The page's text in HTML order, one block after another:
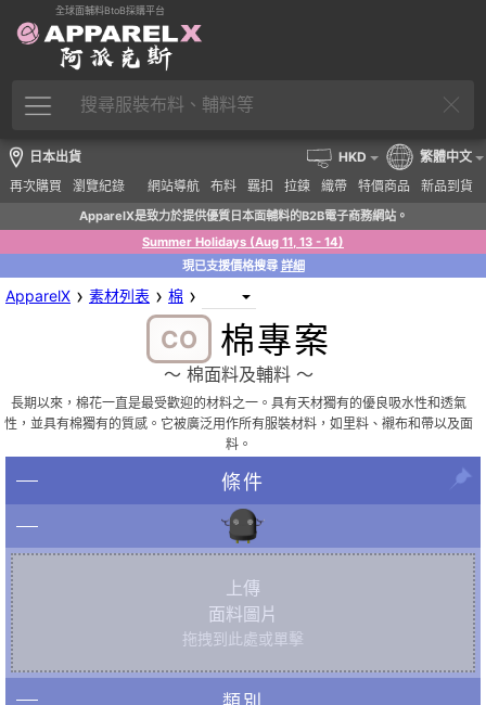
全球面輔料BtoB採購平台
日本出貨
再次購買
瀏覽紀錄 網站導航 布料 羈扣 拉鍊 織帶 特價商品 新品到貨
HKD 繁體中文
ApparelX是致力於提供優質日本面輔料的B2B電子商務網站。
Summer Holidays (Aug 11, 13 - 14)
現已支援價格搜尋 詳細
ApparelX › 素材列表 › 棉 ›
CO 棉專案
〜 棉面料及輔料 〜
長期以來，棉花一直是最受歡迎的材料之一。具有天材獨有的優良吸水性和透氣
性，並具有棉獨有的質感。它被廣泛用作所有服裝材料，如里料、襯布和帶以及面
料。
條件
上傳
面料圖片
拖拽到此處或單擊